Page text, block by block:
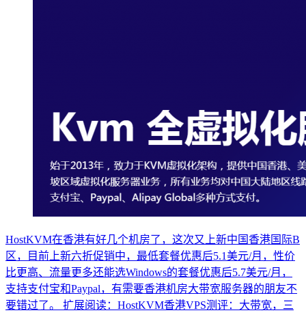
HostKVM在香港有好几个机房了，这次又上新中国香港国际B
区，目前上新六折促销中，最低套餐优惠后5.1美元/月，性价
比更高、流量更多还能选Windows的套餐优惠后5.7美元/月，
支持支付宝和Paypal，有需要香港机房大带宽服务器的朋友不
要错过了。 扩展阅读：HostKVM香港VPS测评：大带宽，三